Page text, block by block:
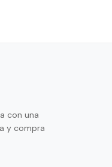
con una
y compra